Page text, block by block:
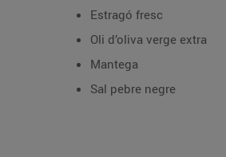
Estragó fresc
Oli d’oliva verge extra
Mantega
Sal pebre negre